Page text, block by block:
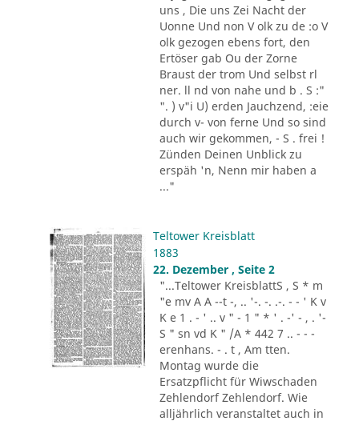
uns , Die uns Zei Nacht der
Uonne Und non V olk zu de :o V
olk gezogen ebens fort, den
Ertöser gab Ou der Zorne
Braust der trom Und selbst rl
ner. ll nd von nahe und b . S :"
". ) v"i U) erden Jauchzend, :eie
durch v- von ferne Und so sind
auch wir gekommen, - S . frei !
Zünden Deinen Unblick zu
erspäh 'n, Nenn mir haben a
..."
Teltower Kreisblatt
1883
22. Dezember , Seite 2
"...Teltower KreisblattS , S * m
"e mv A A --t -, .. '-. -. .-. - - ' K v
K e 1 . - ' .. v " - 1 " * ' . -' - , . '-
S " sn vd K " /A * 442 7 .. - - -
erenhans. - . t , Am tten.
Montag wurde die
Ersatzpflicht für Wiwschaden
Zehlendorf Zehlendorf. Wie
alljährlich veranstaltet auch in